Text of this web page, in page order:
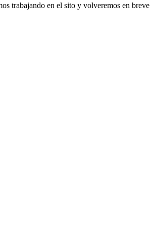
trabajando en el sito y volveremos en breve